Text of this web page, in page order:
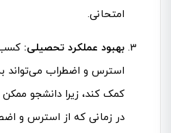
امتحانی.
بهبود عملکرد تحصیلی:
استرس و اضطراب می‌تواند
کمک کند، زیرا دانشجو
در زمانی که از استرس و